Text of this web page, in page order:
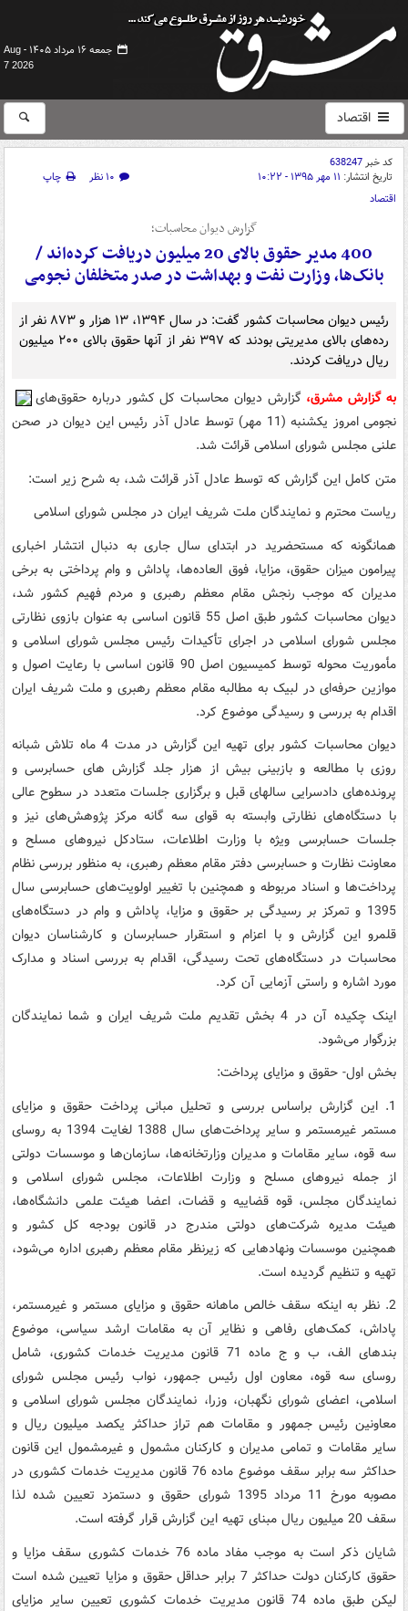
جمعه ۱۶ مرداد ۱۴۰۵ -
Aug
7 2026
اقتصاد
کد خبر638247
تاریخ انتشار: ۱۱ مهر ۱۳۹۵ - ۱۰:۲۲ ۱۰ نظر
چاپ
اقتصاد
گزارش دیوان محاسبات؛
400 مدیر حقوق بالای 20 میلیون دریافت کرده‌اند /
بانک‌‌ها، وزارت نفت و بهداشت در صدر متخلفان نجومی
رئیس دیوان محاسبات کشور گفت: در سال ۱۳۹۴، ۱۳ هزار و ۸۷۳ نفر از
رده‌های بالای مدیریتی بودند که ۳۹۷ نفر از آنها حقوق بالای ۲۰۰ میلیون
ریال دریافت کردند.
به گزارش مشرق، گزارش دیوان محاسبات کل کشور درباره حقوق‌های
نجومی امروز یکشنبه (11 مهر) توسط عادل آذر رئیس این دیوان در صحن
علنی مجلس شورای اسلامی قرائت شد.
متن کامل این گزارش که توسط عادل آذر قرائت شد، به شرح زیر است:
ریاست محترم و نمایندگان ملت شریف ایران در مجلس شورای اسلامی
همانگونه که مستحضرید در ابتدای سال جاری به دنبال انتشار اخباری
پیرامون میزان حقوق، مزایا، فوق العاده‌ها، پاداش و وام پرداختی به برخی
مدیران که موجب رنجش مقام معظم رهبری و مردم فهیم کشور شد،
دیوان محاسبات کشور طبق اصل 55 قانون اساسی به عنوان بازوی نظارتی
مجلس شورای اسلامی در اجرای تأکیدات رئیس مجلس شورای اسلامی و
مأموریت محوله توسط کمیسیون اصل 90 قانون اساسی با رعایت اصول و
موازین حرفه‌ای در لبیک به مطالبه مقام معظم رهبری و ملت شریف ایران
اقدام به بررسی و رسیدگی موضوع کرد.
دیوان محاسبات کشور برای تهیه این گزارش در مدت 4 ماه تلاش شبانه
روزی با مطالعه و بازبینی بیش از هزار جلد گزارش های حسابرسی و
پرونده‌های دادسرایی سالهای قبل و برگزاری جلسات متعدد در سطوح عالی
با دستگاه‌های نظارتی وابسته به قوای سه گانه مرکز پژوهش‌های نیز و
جلسات حسابرسی ویژه با وزارت اطلاعات، ستادکل نیروهای مسلح و
معاونت نظارت و حسابرسی دفتر مقام معظم رهبری، به منظور بررسی نظام
پرداخت‌ها و اسناد مربوطه و همچنین با تغییر اولویت‌های حسابرسی سال
1395 و تمرکز بر رسیدگی بر حقوق و مزایا، پاداش و وام در دستگاه‌های
قلمرو این گزارش و با اعزام و استقرار حسابرسان و کارشناسان دیوان
محاسبات در دستگاه‌های تحت رسیدگی، اقدام به بررسی اسناد و مدارک
مورد اشاره و راستی آزمایی آن کرد.
اینک چکیده آن در 4 بخش تقدیم ملت شریف ایران و شما نمایندگان
بزرگوار می‌شود.
بخش اول- حقوق و مزایای پرداخت:
1. این گزارش براساس بررسی و تحلیل مبانی پرداخت حقوق و مزایای
مستمر غیرمستمر و سایر پرداخت‌های سال 1388 لغایت 1394 به روسای
سه قوه، سایر مقامات و مدیران وزارتخانه‌ها، سازمان‌ها و موسسات دولتی
از جمله نیروهای مسلح و وزارت اطلاعات، مجلس شورای اسلامی و
نمایندگان مجلس، قوه قضاییه و قضات، اعضا هیئت علمی دانشگاه‌ها،
هیئت مدیره شرکت‌های دولتی مندرج در قانون بودجه کل کشور و
همچنین موسسات ونهادهایی که زیرنظر مقام معظم رهبری اداره می‌شود،
تهیه و تنظیم گردیده است.
2. نظر به اینکه سقف خالص ماهانه حقوق و مزایای مستمر و غیرمستمر،
پاداش، کمک‌های رفاهی و نظایر آن به مقامات ارشد سیاسی، موضوع
بندهای الف، ب و ج ماده 71 قانون مدیریت خدمات کشوری، شامل
روسای سه قوه، معاون اول رئیس جمهور، نواب رئیس مجلس شورای
اسلامی، اعضای شورای نگهبان، وزرا، نمایندگان مجلس شورای اسلامی و
معاونین رئیس جمهور و مقامات هم تراز حداکثر یکصد میلیون ریال و
سایر مقامات و تمامی مدیران و کارکنان مشمول و غیرمشمول این قانون
حداکثر سه برابر سقف موضوع ماده 76 قانون مدیریت خدمات کشوری در
مصوبه مورخ 11 مرداد 1395 شورای حقوق و دستمزد تعیین شده لذا
سقف 20 میلیون ریال مبنای تهیه این گزارش قرار گرفته است.
شایان ذکر است به موجب مفاد ماده 76 خدمات کشوری سقف مزایا و
حقوق کارکنان دولت حداکثر 7 برابر حداقل حقوق و مزایا تعیین شده است
لیکن طبق ماده 74 قانون مدیریت خدمات کشوری تعیین سایر مزایای